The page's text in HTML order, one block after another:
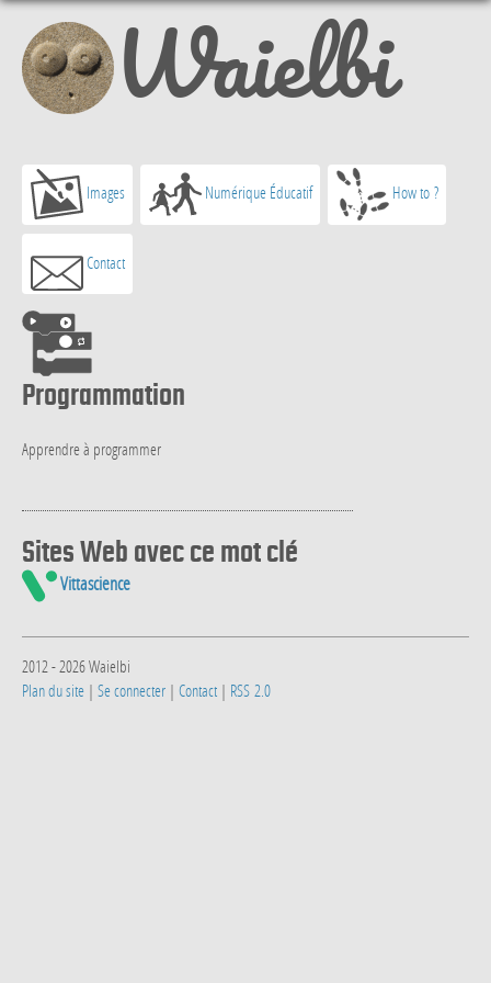
Waielbi
Images Numérique Éducatif How to ?
Contact
Programmation
Apprendre à programmer
Sites Web avec ce mot clé
Vittascience
2012 - 2026 Waielbi
Plan du site | Se connecter | Contact | RSS 2.0